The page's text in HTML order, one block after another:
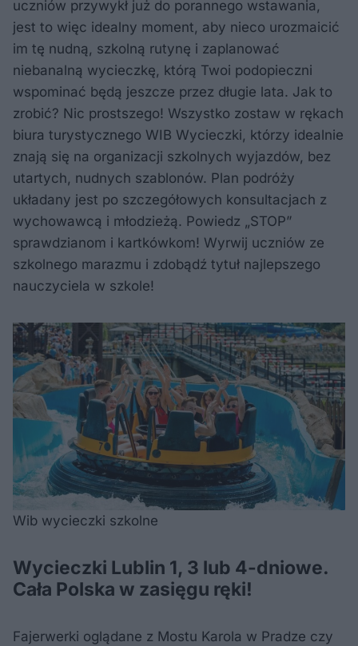
uczniów przywykł już do porannego wstawania,
jest to więc idealny moment, aby nieco urozmaicić
im tę nudną, szkolną rutynę i zaplanować
niebanalną wycieczkę, którą Twoi podopieczni
wspominać będą jeszcze przez długie lata. Jak to
zrobić? Nic prostszego! Wszystko zostaw w rękach
biura turystycznego WIB Wycieczki, którzy idealnie
znają się na organizacji szkolnych wyjazdów, bez
utartych, nudnych szablonów. Plan podróży
układany jest po szczegółowych konsultacjach z
wychowawcą i młodzieżą. Powiedz „STOP”
sprawdzianom i kartkówkom! Wyrwij uczniów ze
szkolnego marazmu i zdobądź tytuł najlepszego
nauczyciela w szkole!
Wib wycieczki szkolne
Wycieczki Lublin 1, 3 lub 4-dniowe.
Cała Polska w zasięgu ręki!
Fajerwerki oglądane z Mostu Karola w Pradze czy